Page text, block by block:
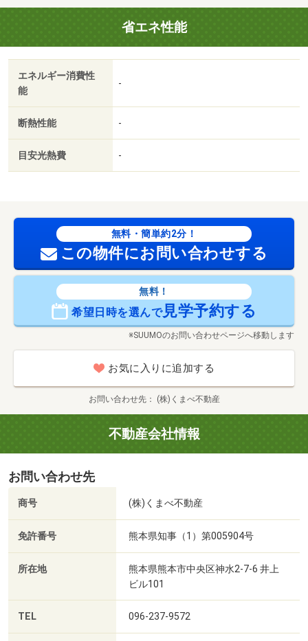
販売戸数：1戸
省エネ性能
エネルギー消費性
能
-
断熱性能 -
目安光熱費 -
無料・簡単約2分！
この物件にお問い合わせする
無料！
希望日時を選んで見学予約する
※SUUMOのお問い合わせページへ移動します
お気に入りに追加する
お問い合わせ先 (株)くまべ不動産
不動産会社情報
お問い合わせ先
商号 (株)くまべ不動産
免許番号 熊本県知事（1）第005904号
所在地
熊本県熊本市中央区神水2-7-6 井上
ビル101
TEL 096-237-9572